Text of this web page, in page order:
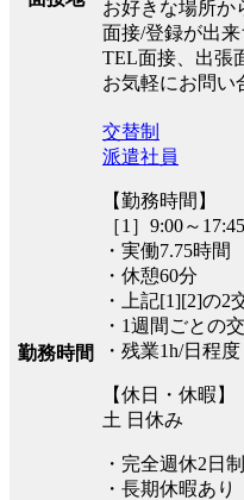
お好きな場所か
面接/登録が出来
TEL面接、出張
お気軽にお問い
勤務時間
交替制
派遣社員
【勤務時間】
［1］9:00～
・実働7.75時間
・休憩60分
・上記[1][2]の2
・1週間ごとの
・残業1h/日程度
【休日・休暇】
土 日休み
・完全週休2日制
・長期休暇あり